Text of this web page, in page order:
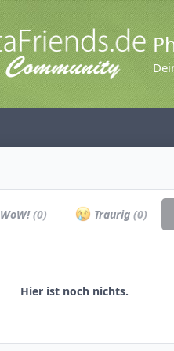
WoW!(0) Traurig(0)
Hier ist noch nichts.